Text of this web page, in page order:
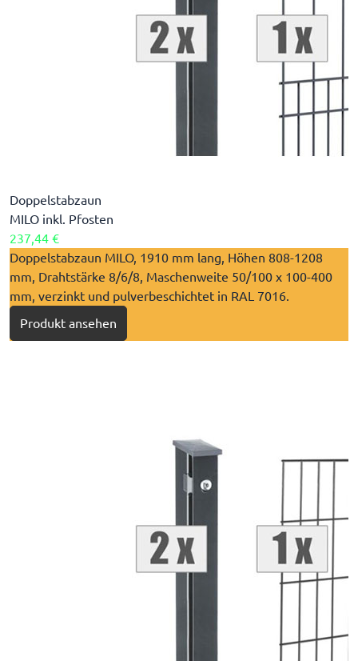
Doppelstabzaun
MILO inkl. Pfosten
237,44 €
​Doppelstabzaun MILO, 1910 mm lang, Höhen 808-1208
mm, Drahtstärke 8/6/8, Maschenweite 50/100 x 100-400
mm, verzinkt und pulverbeschichtet in RAL 7016.
Produkt ansehen